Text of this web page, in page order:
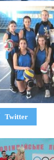
Twitter